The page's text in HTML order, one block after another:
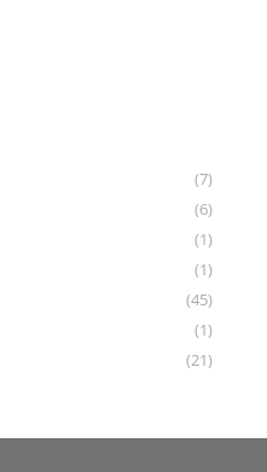
(7)
(6)
(1)
(1)
(45)
(1)
(21)